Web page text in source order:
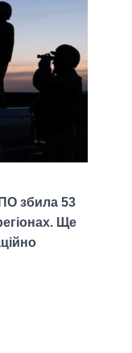
збила 53
Ще